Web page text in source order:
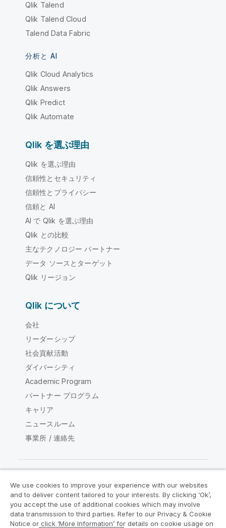
Qlik Talend
Qlik Talend Cloud
Talend Data Fabric
分析と AI
Qlik Cloud Analytics
Qlik Answers
Qlik Predict
Qlik Automate
Qlik を選ぶ理由
Qlik を選ぶ理由
信頼性とセキュリティ
信頼性とプライバシー
信頼と AI
AI で Qlik を選ぶ理由
Qlik との比較
主なテクノロジー パートナー
データ ソースとターゲット
Qlik リージョン
Qlik について
会社
リーダーシップ
社会貢献活動
ダイバーシティ
Academic Program
パートナー プログラム
キャリア
ニュースルーム
事業所 / 連絡先
Qlik コミュニティ
法的契約 製品規約
Legal Policies
We use cookies to improve your experience with our websites
and to deliver content tailored to your interests. By clicking ‘Ok’,
you accept the use of additional cookies which may involve
data transmission to third parties. Refer to our Privacy & Cookie
Notice or click ‘More Information’ for details on cookie usage on